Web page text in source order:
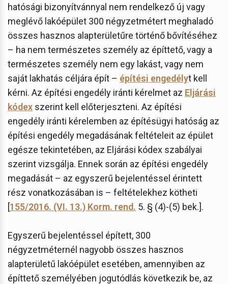
hatósági bizonyítvánnyal nem rendelkező új vagy
meglévő lakóépület 300 négyzetmétert meghaladó
összes hasznos alapterületűre történő bővítéséhez
– ha nem természetes személy az építtető, vagy a
természetes személy nem egy lakást, vagy nem
saját lakhatás céljára épít – építési engedélyt kell
kérni. Az építési engedély iránti kérelmet az Eljárási
kódex szerint kell előterjeszteni. Az építési
engedély iránti kérelemben az építésügyi hatóság az
építési engedély megadásának feltételeit az épület
egésze tekintetében, az Eljárási kódex szabályai
szerint vizsgálja. Ennek során az építési engedély
megadását – az egyszerű bejelentéssel érintett
rész vonatkozásában is – feltételekhez kötheti
[155/2016. (VI. 13.) Korm. rend. 5. § (4)-(5) bek.].
Egyszerű bejelentéssel épített, 300
négyzetméternél nagyobb összes hasznos
alapterületű lakóépület esetében, amennyiben az
építtető személyében jogutódlás következik be, az